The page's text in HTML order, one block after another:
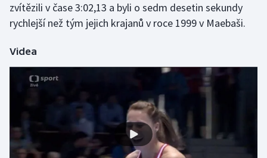
zvítězili v čase 3:02,13 a byli o sedm desetin sekundy
rychlejší než tým jejich krajanů v roce 1999 v Maebaši.
Videa